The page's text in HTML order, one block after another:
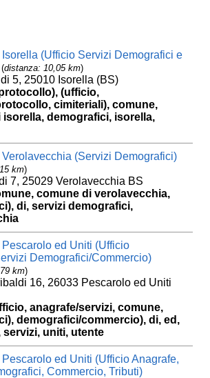
(Ufficio Servizi Demografici e
(distanza: 10,05 km)
5, 25010 Isorella (BS)
(ufficio,
cimiteriali), comune,
isorella, demografici, isorella,
(Servizi Demografici)
km)
7, 25029 Verolavecchia BS
comune di verolavecchia,
di, servizi demografici,
ed Uniti (Ufficio
Demografici/Commercio)
km)
16, 26033 Pescarolo ed Uniti
anagrafe/servizi, comune,
demografici/commercio), di, ed,
servizi, uniti, utente
ed Uniti (Ufficio Anagrafe,
Commercio, Tributi)